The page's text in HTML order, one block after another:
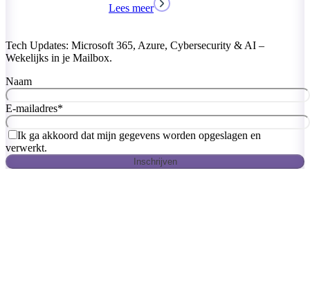
Tech Updates: Microsoft 365, Azure, Cybersecurity & AI –
Wekelijks in je Mailbox.
Naam
E-mailadres*
Ik ga akkoord dat mijn gegevens worden opgeslagen en
verwerkt.
Inschrijven